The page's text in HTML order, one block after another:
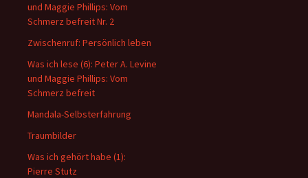
und Maggie Phillips: Vom
Schmerz befreit Nr. 2
Zwischenruf: Persönlich leben
Was ich lese (6): Peter A. Levine
und Maggie Phillips: Vom
Schmerz befreit
Mandala-Selbsterfahrung
Traumbilder
Was ich gehört habe (1):
Pierre Stutz